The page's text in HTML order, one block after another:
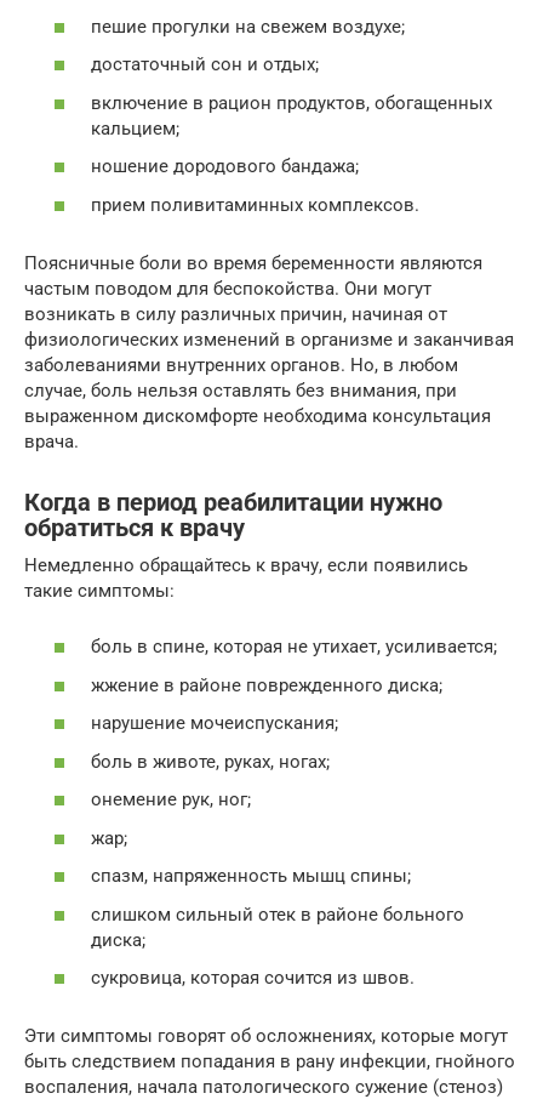
пешие прогулки на свежем воздухе;
достаточный сон и отдых;
включение в рацион продуктов, обогащенных
кальцием;
ношение дородового бандажа;
прием поливитаминных комплексов.
Поясничные боли во время беременности являются
частым поводом для беспокойства. Они могут
возникать в силу различных причин, начиная от
физиологических изменений в организме и заканчивая
заболеваниями внутренних органов. Но, в любом
случае, боль нельзя оставлять без внимания, при
выраженном дискомфорте необходима консультация
врача.
Когда в период реабилитации нужно
обратиться к врачу
Немедленно обращайтесь к врачу, если появились
такие симптомы:
боль в спине, которая не утихает, усиливается;
жжение в районе поврежденного диска;
нарушение мочеиспускания;
боль в животе, руках, ногах;
онемение рук, ног;
жар;
спазм, напряженность мышц спины;
слишком сильный отек в районе больного
диска;
сукровица, которая сочится из швов.
Эти симптомы говорят об осложнениях, которые могут
быть следствием попадания в рану инфекции, гнойного
воспаления, начала патологического сужение (стеноз)